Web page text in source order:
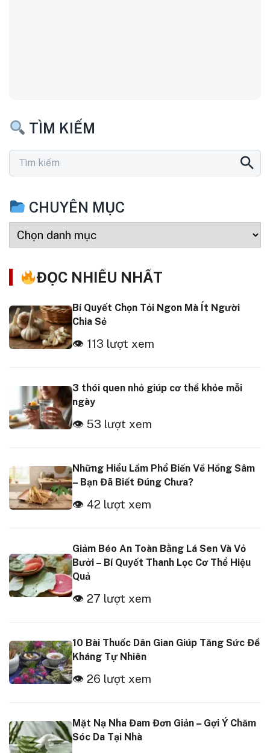
TÌM KIẾM
CHUYÊN MỤC
ĐỌC NHIỀU NHẤT
Bí Quyết Chọn Tỏi Ngon Mà Ít Người
Chia Sẻ
👁 113 lượt xem
3 thói quen nhỏ giúp cơ thể khỏe mỗi
ngày
👁 53 lượt xem
Những Hiểu Lầm Phổ Biến Về Hồng Sâm
– Bạn Đã Biết Đúng Chưa?
👁 42 lượt xem
Giảm Béo An Toàn Bằng Lá Sen Và Vỏ
Bưởi – Bí Quyết Thanh Lọc Cơ Thể Hiệu
Quả
👁 27 lượt xem
10 Bài Thuốc Dân Gian Giúp Tăng Sức Đề
Kháng Tự Nhiên
👁 26 lượt xem
Mặt Nạ Nha Đam Đơn Giản – Gợi Ý Chăm
Sóc Da Tại Nhà